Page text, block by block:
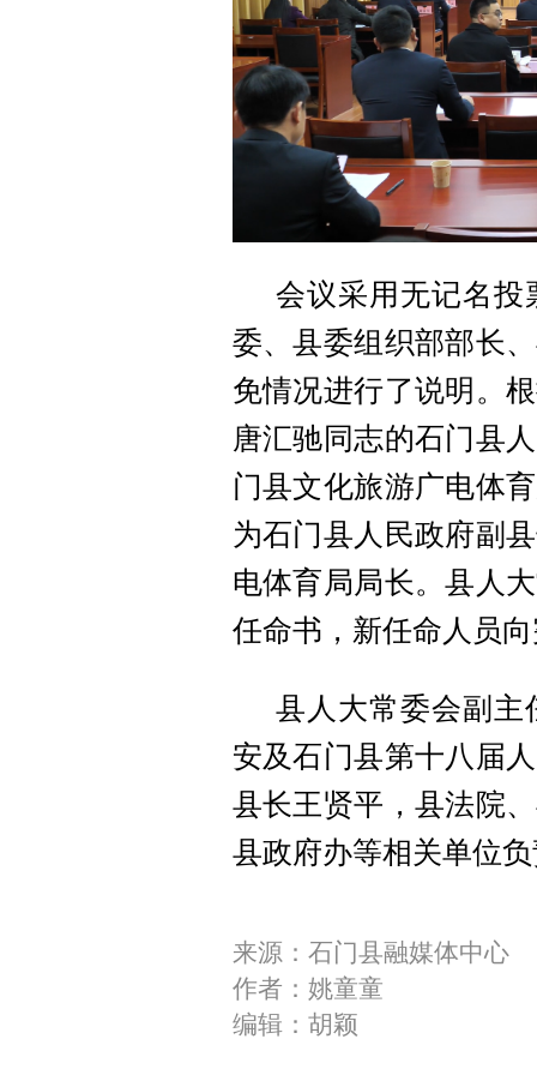
会议采用无记名投
委、县委组织部部长
免情况进行了说明。
唐汇驰同志的石门县
门县文化旅游广电体
为石门县人民政府副
电体育局局长。县人
任命书，新任命人员
县人大常委会副主
安及石门县第十八届
县长王贤平，县法院
县政府办等相关单位
来源：石门县融媒体中心
作者：姚童童
编辑：胡颖